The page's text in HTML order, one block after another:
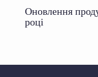
Оновлення
році